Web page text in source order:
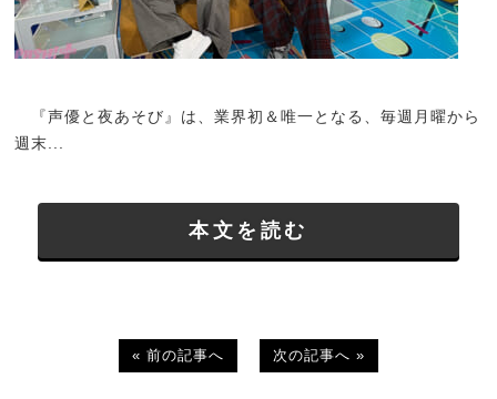
『声優と夜あそび』は、業界初＆唯一となる、毎週月曜から
週末...
本文を読む
« 前の記事へ 次の記事へ »